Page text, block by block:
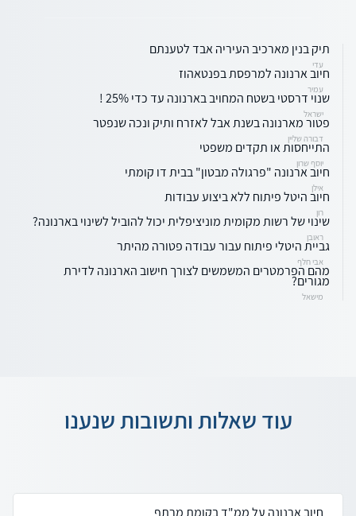
תיק בנין מארכיב העיריה אבד לטענתם
עדי
חיוב ארנונה למרפסת בפנטאהוז
עמיר
שנוי דרסטי בשטח המחויב בארנונה עד כדי 25% !
ישראל
פטור מארנונה בשנת אבל לאזרח ותיק ונכה שנפטר
דבורה שליין
התייחסות או תקדים משפטי
יוסף שרון
חיוב ארנונה "פרגולה מבטון" בבית דו קומתי
אילן
חיוב היטל פיתוח ללא ביצוע עבודות
רון
שינוי של רשות מקומית מוניציפלית יכול להוביל לשינוי בארנונה?
ראובן
גביית היטלי פיתוח עבור עבודה פטורה מהיתר
אבי חלף
מהם הפרמטרים המשמשים לצורך חישוב הארנונה לדירת
מגורים?
מישאל
עוד שאלות ותשובות שנענו
חיוב ארנונה על ממ"ד בקומת מרתף